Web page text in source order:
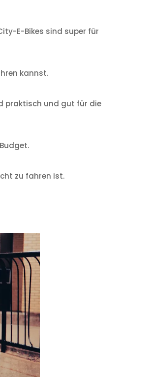
E-Bikes sind super für
kannst.
praktisch und gut für die
zu fahren ist.